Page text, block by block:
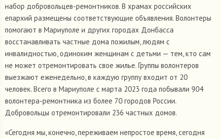
набор добровольцев-ремонтников. В храмах российских
епархий размещены соответствующие объявления. Волонтеры
помогают в Мариуполе и других городах Донбасса
восстанавливать частные дома пожилым, людям с
инвалидностью, одиноким женщинам с детьми — тем, кто сам
не может отремонтировать свое жилье. Группы волонтеров
выезжают еженедельно, в каждую группу входит от 20
человек. Всего в Мариуполе с марта 2023 года побывали 904
волонтера-ремонтника из более 70 городов России.
Добровольцы отремонтировали 236 частных домов.
«Сегодня мы, конечно, переживаем непростое время, сегодня